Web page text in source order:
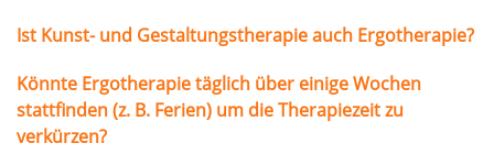
Ist Kunst- und Gestaltungstherapie auch Ergotherapie?
Könnte Ergotherapie täglich über einige Wochen
stattfinden (z. B. Ferien) um die Therapiezeit zu
verkürzen?